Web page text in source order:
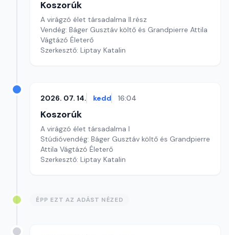
Koszorúk
A virágzó élet társadalma II.rész
Vendég: Báger Gusztáv költő és Grandpierre Attila
Vágtázó Életerő
Szerkesztő: Liptay Katalin
2026. 07. 14. kedd 16:04
Koszorúk
A virágzó élet társadalma I
Stúdióvendég: Báger Gusztáv költő és Grandpierre
Attila Vágtázó Életerő
Szerkesztő: Liptay Katalin
ÉPP EZT AZ ADÁST NÉZED